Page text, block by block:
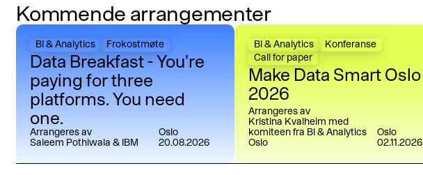
Kommende arrangementer
BI & Analytics Frokostmøte
Data Breakfast - You're
paying for three
platforms. You need
one.
Arrangeres av
Saleem Pothiwala & IBM
Oslo
20.08.2026
Data Breakfast - You're paying for three platforms. You need one.
BI & Analytics
Konferanse
Call for paper
Make Data Smart Oslo
2026
Arrangeres av
Kristina Kvalheim med
komiteen fra BI & Analytics
Oslo
Oslo
02.11.2026
Make Data Smart Oslo 2026